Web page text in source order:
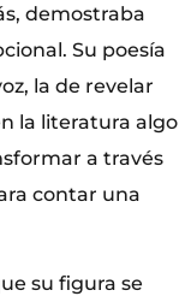
demostraba
Su poesía
la de revelar
la literatura algo
a través
contar una
su figura se